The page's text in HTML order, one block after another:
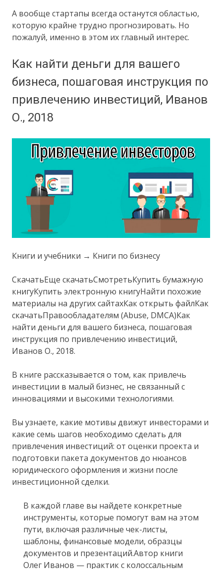
А вообще стартапы всегда останутся областью,
которую крайне трудно прогнозировать. Но
пожалуй, именно в этом их главный интерес.
Как найти деньги для вашего
бизнеса, пошаговая инструкция по
привлечению инвестиций, Иванов
О., 2018
Книги и учебники → Книги по бизнесу
СкачатьЕще скачатьСмотретьКупить бумажную
книгуКупить электронную книгуНайти похожие
материалы на других сайтахКак открыть файлКак
скачатьПравообладателям (Abuse, DMСA)Как
найти деньги для вашего бизнеса, пошаговая
инструкция по привлечению инвестиций,
Иванов О., 2018.
В книге рассказывается о том, как привлечь
инвестиции в малый бизнес, не связанный с
инновациями и высокими технологиями.
Вы узнаете, какие мотивы движут инвесторами и
какие семь шагов необходимо сделать для
привлечения инвестиций: от оценки проекта и
подготовки пакета документов до нюансов
юридического оформления и жизни после
инвестиционной сделки.
В каждой главе вы найдете конкретные
инструменты, которые помогут вам на этом
пути, включая различные чек-листы,
шаблоны, финансовые модели, образцы
документов и презентаций.Автор книги
Олег Иванов — практик с колоссальным